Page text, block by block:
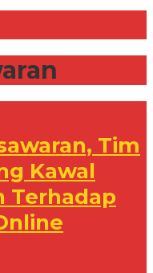
Tim
Kawal
Terhadap